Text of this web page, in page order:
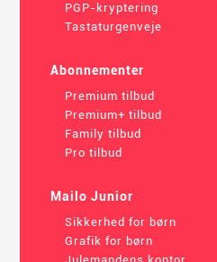
PGP-kryptering
Tastaturgenveje
Abonnementer
Premium tilbud
Premium+ tilbud
Family tilbud
Pro tilbud
Mailo Junior
Sikkerhed for børn
Grafik for børn